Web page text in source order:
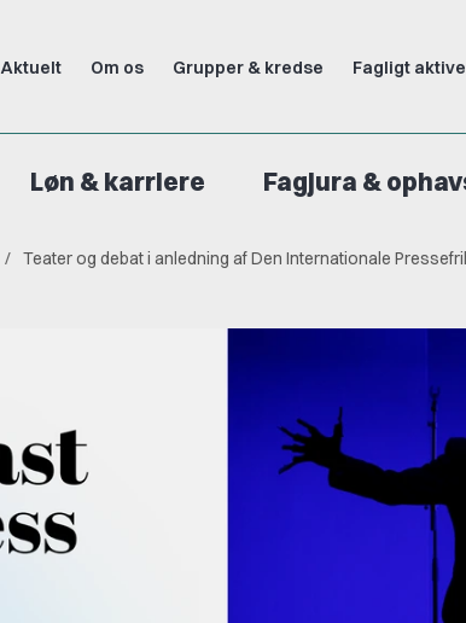
Aktuelt Om os Grupper & kredse Fagligt aktive
Løn & karriere Fagjura &
Teater og debat i anledning af Den Internationale